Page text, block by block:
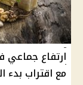
ارتفاع جماعي
مع اقتراب بدء